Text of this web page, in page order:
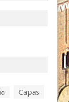
Capas